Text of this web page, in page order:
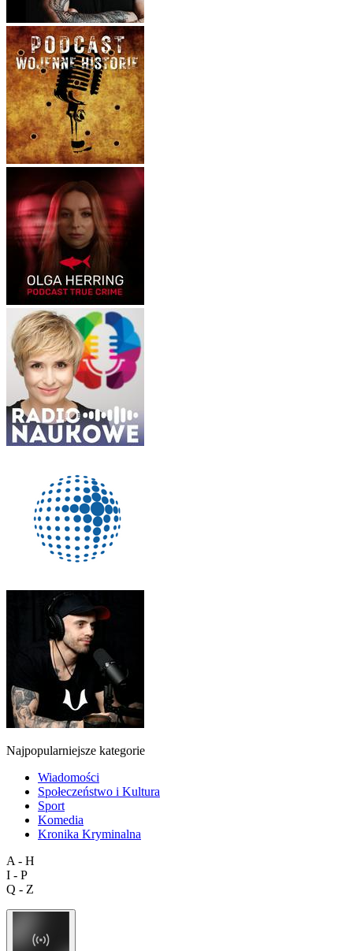
Najpopularniejsze kategorie
Wiadomości
Społeczeństwo i Kultura
Sport
Komedia
Kronika Kryminalna
A - H
I - P
Q - Z